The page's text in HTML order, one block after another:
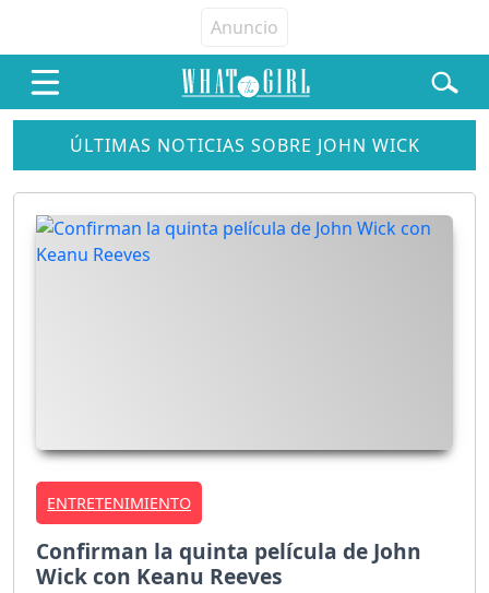
ÚLTIMAS NOTICIAS SOBRE JOHN WICK
ENTRETENIMIENTO
Confirman la quinta película de John
Wick con Keanu Reeves